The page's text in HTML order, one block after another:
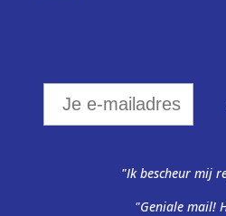
"Ik bescheur mij
"Geniale mail!